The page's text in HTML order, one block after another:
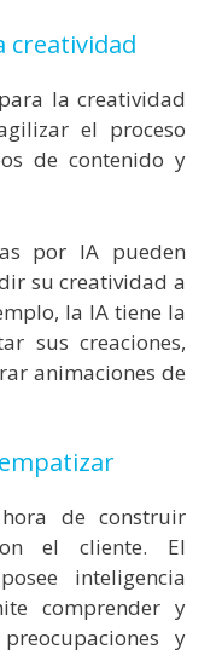
creatividad
la creatividad
el proceso
de contenido y
por IA pueden
su creatividad a
la IA tiene la
sus creaciones,
animaciones de
de construir
el cliente. El
inteligencia
comprender y
y